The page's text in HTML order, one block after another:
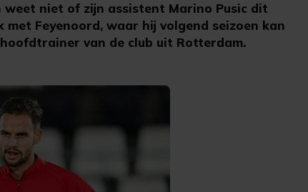
weet niet of zijn assistent Marino Pusic dit
Feyenoord, waar hij volgend seizoen kan
van de club uit Rotterdam.